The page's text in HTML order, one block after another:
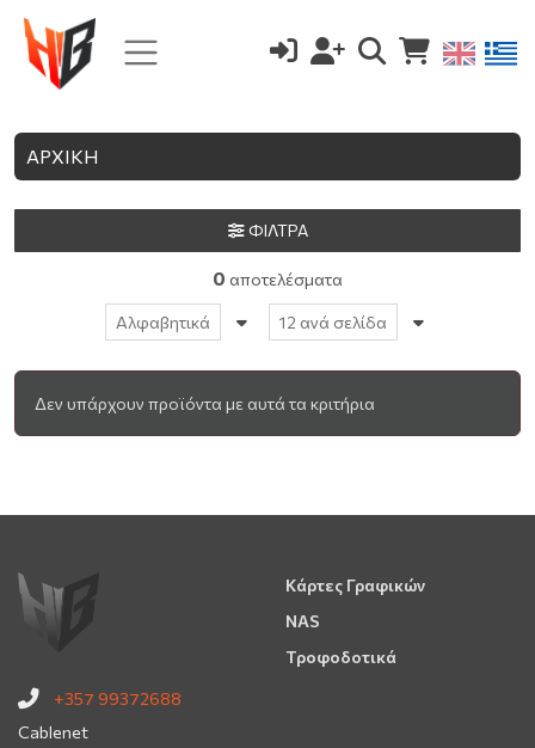
ΑΡΧΙΚΗ
ΦΙΛΤΡΑ
0 αποτελέσματα
Αλφαβητικά 12 ανά σελίδα
Δεν υπάρχουν προϊόντα με αυτά τα κριτήρια
+357 99372688
Cablenet
Κάρτες Γραφικών
NAS
Τροφοδοτικά